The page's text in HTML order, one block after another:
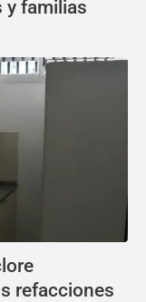
y familias
refacciones